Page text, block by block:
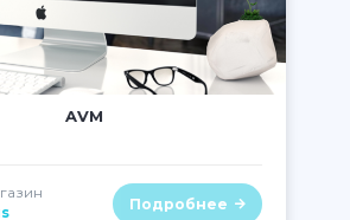
alt="AVM" />
AVM
Подробнее